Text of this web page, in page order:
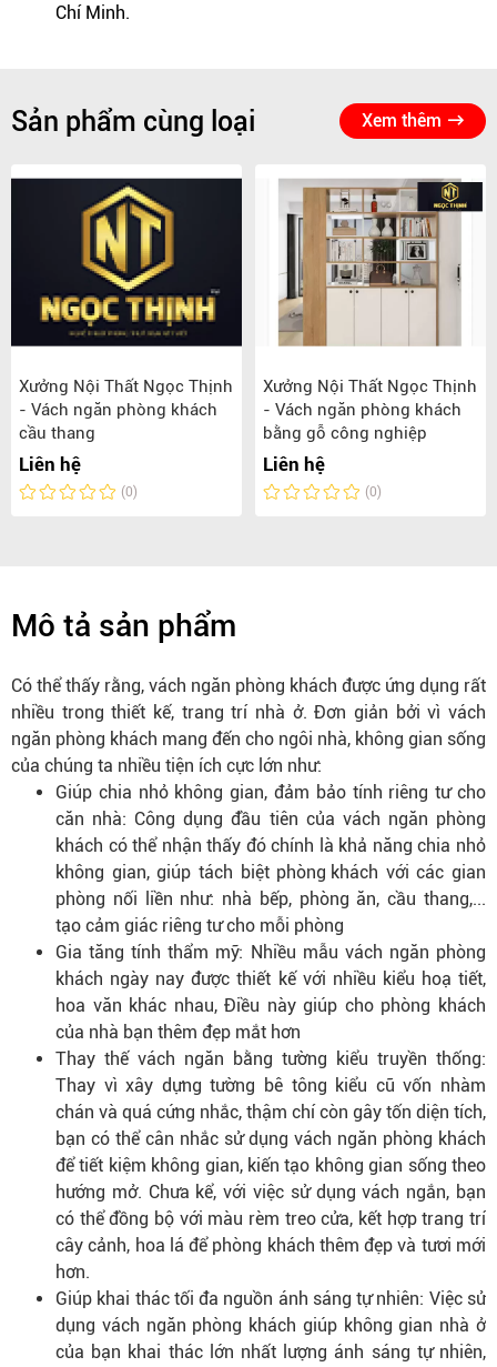
Chí Minh.
Sản phẩm cùng loại Xem thêm
Xưởng Nội Thất Ngọc Thịnh
- Vách ngăn phòng khách
cầu thang
Liên hệ
(0)
Xưởng Nội Thất Ngọc Thịnh
- Vách ngăn phòng khách
bằng gỗ công nghiệp
Liên hệ
(0)
Mô tả sản phẩm
Có thể thấy rằng, vách ngăn phòng khách được ứng dụng rất
nhiều trong thiết kế, trang trí nhà ở. Đơn giản bởi vì vách
ngăn phòng khách mang đến cho ngôi nhà, không gian sống
của chúng ta nhiều tiện ích cực lớn như:
Giúp chia nhỏ không gian, đảm bảo tính riêng tư cho
căn nhà: Công dụng đầu tiên của vách ngăn phòng
khách có thể nhận thấy đó chính là khả năng chia nhỏ
không gian, giúp tách biệt phòng khách với các gian
phòng nối liền như: nhà bếp, phòng ăn, cầu thang,...
tạo cảm giác riêng tư cho mỗi phòng
Gia tăng tính thẩm mỹ: Nhiều mẫu vách ngăn phòng
khách ngày nay được thiết kế với nhiều kiểu hoạ tiết,
hoa văn khác nhau, Điều này giúp cho phòng khách
của nhà bạn thêm đẹp mắt hơn
Thay thế vách ngăn bằng tường kiểu truyền thống:
Thay vì xây dựng tường bê tông kiểu cũ vốn nhàm
chán và quá cứng nhắc, thậm chí còn gây tốn diện tích,
bạn có thể cân nhắc sử dụng vách ngăn phòng khách
để tiết kiệm không gian, kiến tạo không gian sống theo
hướng mở. Chưa kể, với việc sử dụng vách ngắn, bạn
có thể đồng bộ với màu rèm treo cửa, kết hợp trang trí
cây cảnh, hoa lá để phòng khách thêm đẹp và tươi mới
hơn.
Giúp khai thác tối đa nguồn ánh sáng tự nhiên: Việc sử
dụng vách ngăn phòng khách giúp không gian nhà ở
của bạn khai thác lớn nhất lượng ánh sáng tự nhiên,